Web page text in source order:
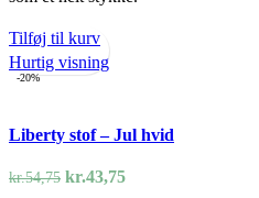
Tilføj til kurv
Hurtig visning
-20%
Liberty stof – Jul hvid
kr.54,75 Den
kr.43,75Den